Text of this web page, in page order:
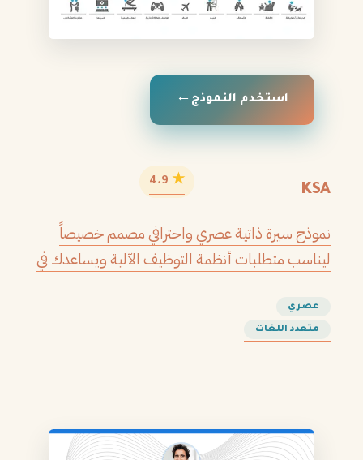
استخدم النموذج
KSA
★
نموذج سيرة ذاتية عصري واحترافي مصمم خصيصاً
ليناسب متطلبات أنظمة التوظيف الآلية ويساعدك في
عصري
متعدد اللغات